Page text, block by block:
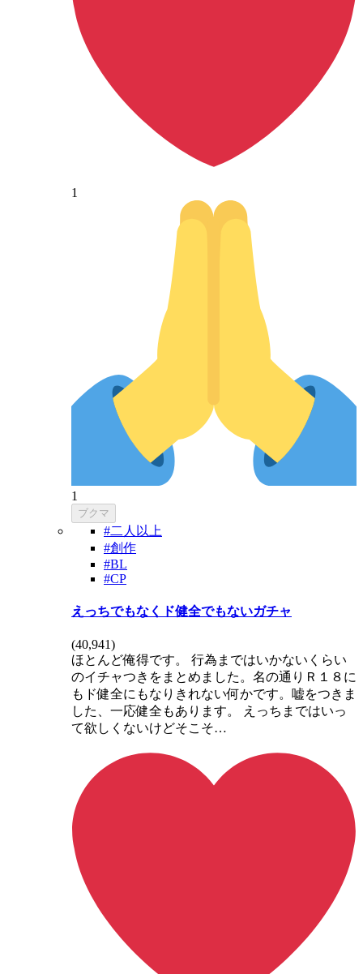
1
1
ブクマ
#二人以上
#創作
#BL
#CP
えっちでもなくド健全でもないガチャ
(40,941)
ほとんど俺得です。 行為まではいかないくらい
のイチャつきをまとめました。名の通りＲ１８に
もド健全にもなりきれない何かです。嘘をつきま
した、一応健全もあります。 えっちまではいっ
て欲しくないけどそこそ…